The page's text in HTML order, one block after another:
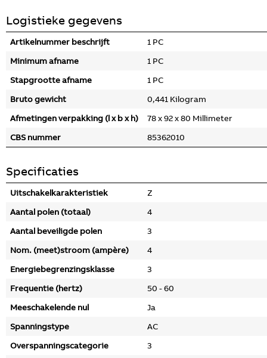
Logistieke gegevens
Artikelnummer beschrijft
1 PC
Minimum afname
1 PC
Stapgrootte afname
1 PC
Bruto gewicht
0,441 Kilogram
Afmetingen verpakking (l x b x h)
78 x 92 x 80 Millimeter
CBS nummer
85362010
Specificaties
Uitschakelkarakteristiek
Z
Aantal polen (totaal)
4
Aantal beveiligde polen
3
Nom. (meet)stroom (ampère)
4
Energiebegrenzingsklasse
3
Frequentie (hertz)
50 - 60
Meeschakelende nul
Ja
Spanningstype
AC
Overspanningscategorie
3